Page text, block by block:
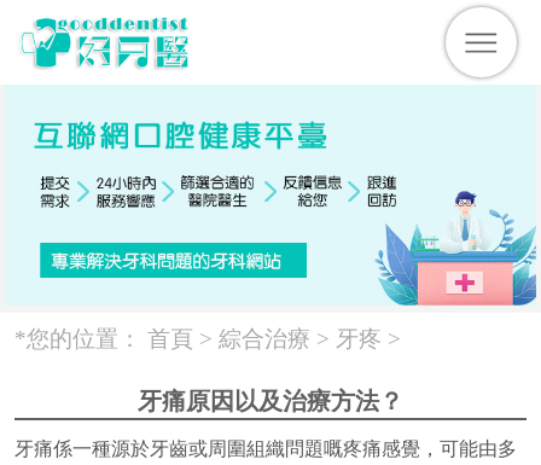
*您的位置： 首頁 > 綜合治療 > 牙疼 >
牙痛原因以及治療方法？
牙痛係一種源於牙齒或周圍組織問題嘅疼痛感覺，可能由多